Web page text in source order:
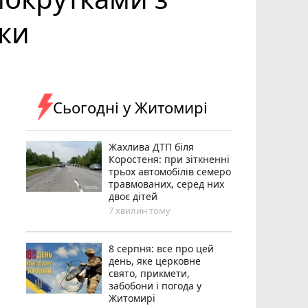
Сьогодні у Житомирі
Жахлива ДТП біля
Коростеня: при зіткненні
трьох автомобілів семеро
травмованих, серед них
двоє дітей
7 хвилин тому
8 серпня: все про цей
день, яке церковне
свято, прикмети,
забобони і погода у
Житомирі